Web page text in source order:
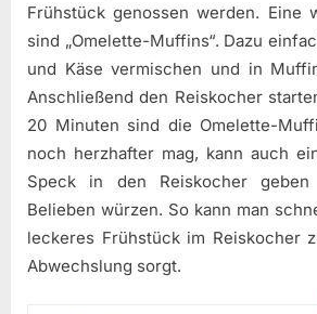
Frühstück genossen werden. Eine
sind „Omelette-Muffins“. Dazu
und Käse vermischen und in
Anschließend den Reiskocher
20 Minuten sind die Omelette-
noch herzhafter mag, kann auch
Speck in den Reiskocher
Belieben würzen. So kann man
leckeres Frühstück im Reiskocher
Abwechslung sorgt.